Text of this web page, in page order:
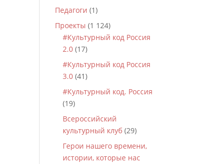
Педагоги (1)
Проекты (1 124)
#Культурный код Россия
2.0 (17)
#Культурный код Россия
3.0 (41)
#Культурный код. Россия
(19)
Всероссийский
культурный клуб (29)
Герои нашего времени,
истории, которые нас